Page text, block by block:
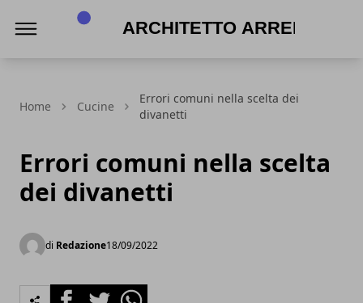
Home Cucine
Errori comuni nella scelta dei
divanetti
Errori comuni nella scelta
dei divanetti
di Redazione18/09/2022
FacebookTwitterWhatsapp